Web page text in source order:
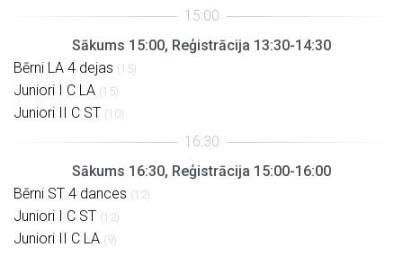
Sākums 15:00, Reģistrācija 13:30-14:30
Bērni LA 4 dejas (15)
Juniori I C LA (15)
Juniori II C ST (10)
Sākums 16:30, Reģistrācija 15:00-16:00
Bērni ST 4 dances (12)
Juniori I C ST (12)
Juniori II C LA (9)